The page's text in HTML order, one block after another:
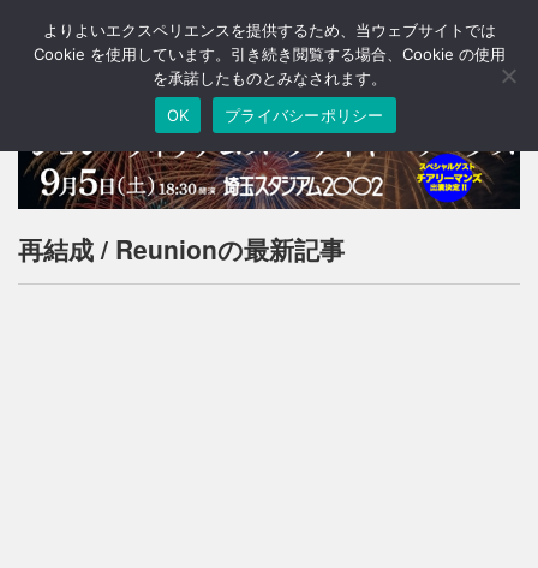
T
o
a
v
a
再結成 / Reunionの最新記事
よりよいエクスペリエンスを提供するため、当ウェブサイトでは
Cookie を使用しています。引き続き閲覧する場合、Cookie の使用
を承諾したものとみなされます。
OK
プライバシーポリシー